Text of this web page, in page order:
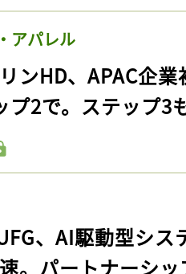
アパレル
リンHD、APAC企
プ2で。ステップ3
、AI駆動型シ
。パートナーシ
お気に入りに